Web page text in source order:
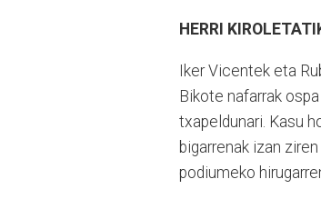
HERRI
Iker Vicentek eta
Bikote nafarrak
txapeldunari. Kasu
bigarrenak izan
podiumeko